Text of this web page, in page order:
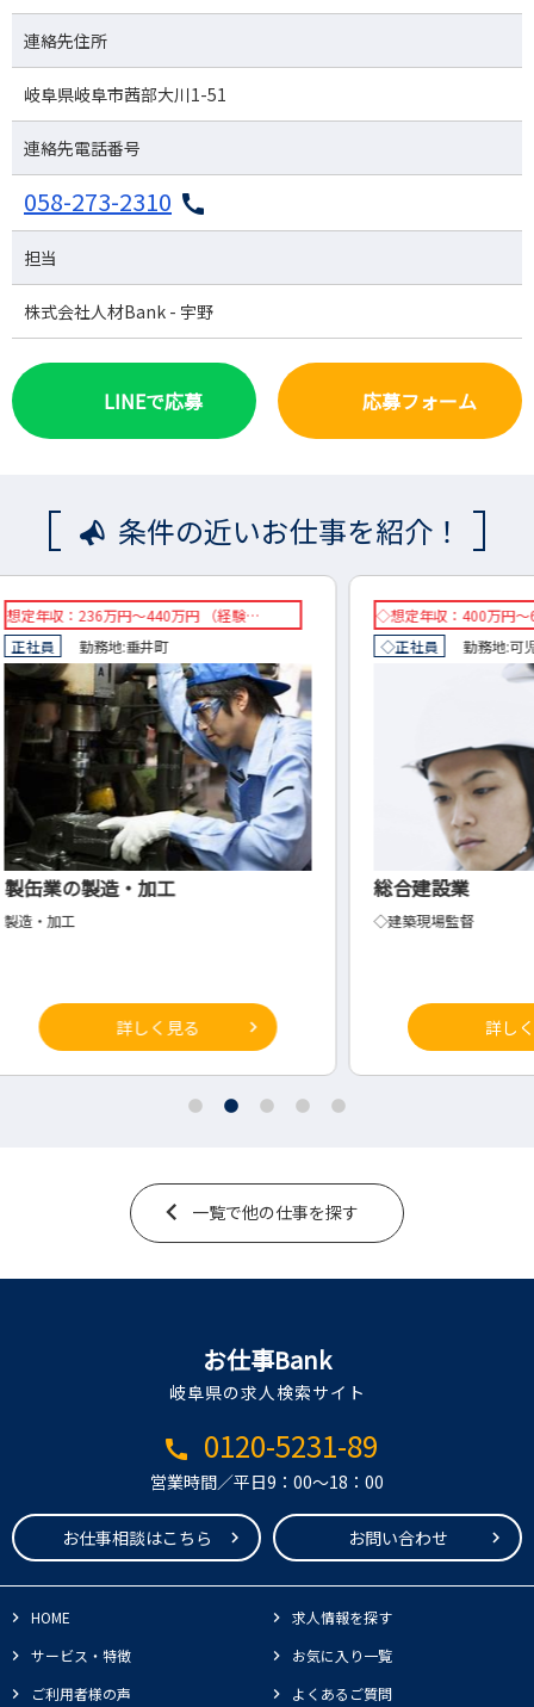
連絡先住所
岐阜県岐阜市茜部大川1-51
連絡先電話番号
058-273-2310
担当
株式会社人材Bank - 宇野
LINEで応募 応募フォーム
条件の近いお仕事を紹介！
◇想定年収：400万円～600万円
◇正社員
総合建設業
詳しく見る
◇想定
◇正
一覧で他の仕事を探す
お仕事Bank
岐阜県の求人検索サイト
call 0120-5231-89
営業時間／平日9：00～18：00
お仕事相談はこちら お問い合わせ
HOME
求人情報を探す
サービス・特徴
お気に入り一覧
ご利用者様の声
よくあるご質問